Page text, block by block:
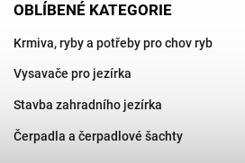
OBLÍBENÉ KATEGORIE
Krmiva, ryby a potřeby pro chov ryb
Vysavače pro jezírka
Stavba zahradního jezírka
Čerpadla a čerpadlové šachty